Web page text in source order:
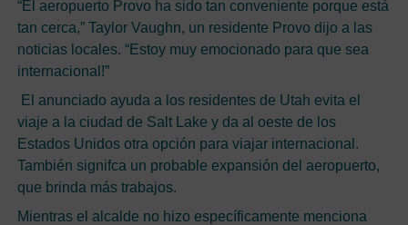
“El aeropuerto Provo ha sido tan conveniente porque está
tan cerca,” Taylor Vaughn, un residente Provo dijo a las
noticias locales. “Estoy muy emocionado para que sea
internacional!”
El anunciado ayuda a los residentes de Utah evita el
viaje a la ciudad de Salt Lake y da al oeste de los
Estados Unidos otra opción para viajar internacional.
También signifca un probable expansión del aeropuerto,
que brinda más trabajos.
Mientras el alcalde no hizo específicamente menciona